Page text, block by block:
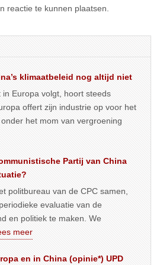
reactie te kunnen plaatsen.
klimaatbeleid nog altijd niet
Europa volgt, hoort steeds
offert zijn industrie op voor het
het mom van vergroening
Partij van China
politbureau van de CPC samen,
evaluatie van de
en politiek te maken. We
meer
en in China (opinie*) UPD